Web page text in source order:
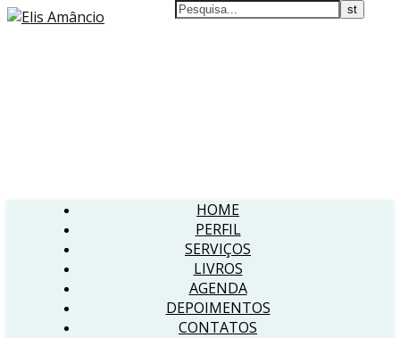
HOME
PERFIL
SERVIÇOS
LIVROS
AGENDA
DEPOIMENTOS
CONTATOS